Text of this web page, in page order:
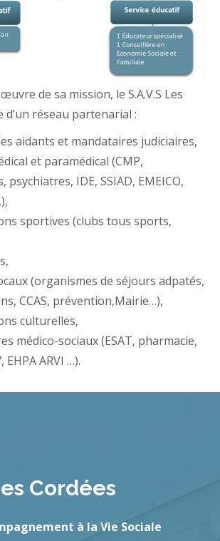
de sa mission, le S.A.V.S Les
d’un réseau partenarial :
aidants et mandataires judiciaires,
et paramédical (CMP,
psychiatres, IDE, SSIAD, EMEICO,
sportives (clubs tous sports,
(organismes de séjours adpatés,
CCAS, prévention,Mairie…),
culturelles,
médico-sociaux (ESAT, pharmacie,
EHPA ARVI …).
Cordées
à la Vie Sociale